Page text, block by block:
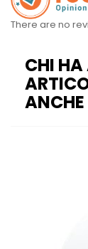
There are no
CHI
ANCHE